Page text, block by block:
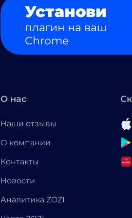
Установи
плагин на ваш
Chrome
О нас
Наши отзывы
О компании
Контакты
Новости
Аналитика ZOZI